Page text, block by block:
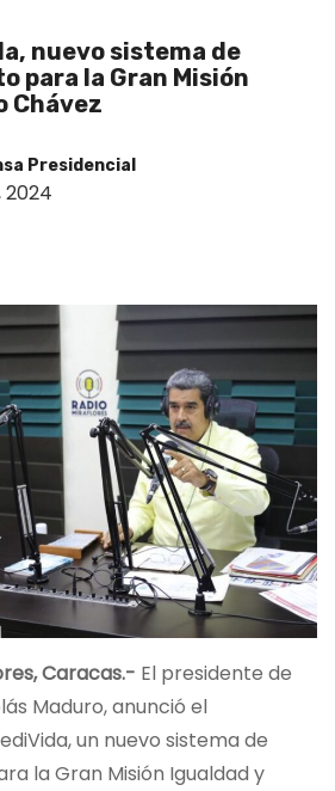
nuevo sistema de
para la Gran Misión
Chávez
Presidencial
2024
Caracas.- El presidente de
Maduro, anunció el
un nuevo sistema de
la Gran Misión Igualdad y